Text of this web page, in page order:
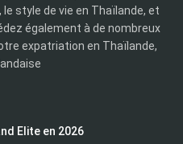
style de vie en Thaïlande, et
également à de nombreux
expatriation en Thaïlande,
Elite en 2026